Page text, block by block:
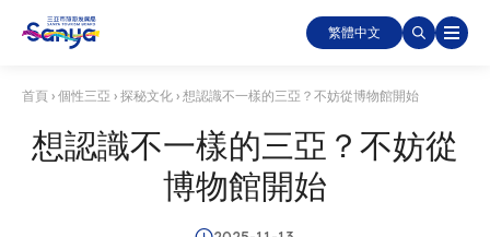
繁體中文
首頁 › 個性三亞 › 探秘文化 › 想認識不一樣的三亞？不妨從博物館開始
想認識不一樣的三亞？不妨從
博物館開始